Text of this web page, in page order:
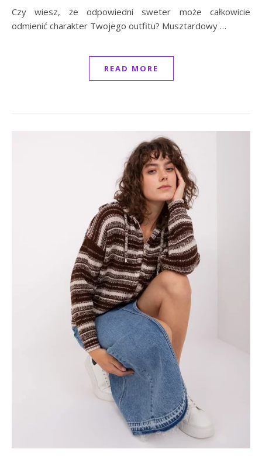
Czy wiesz, że odpowiedni sweter może całkowicie
odmienić charakter Twojego outfitu? Musztardowy …
READ MORE